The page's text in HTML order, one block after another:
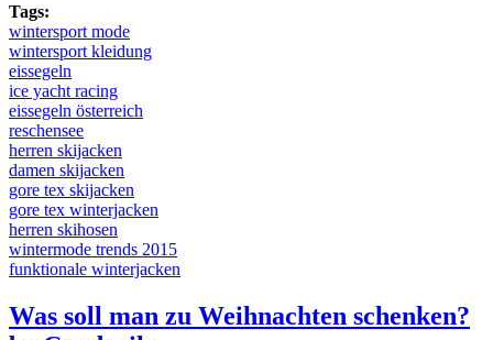
Tags:
wintersport mode
wintersport kleidung
eissegeln
ice yacht racing
eissegeln österreich
reschensee
herren skijacken
damen skijacken
gore tex skijacken
gore tex winterjacken
herren skihosen
wintermode trends 2015
funktionale winterjacken
Was soll man zu Weihnachten schenken?